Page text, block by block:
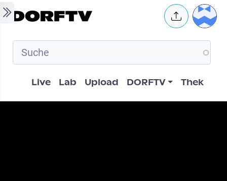
Skip to main content User
Hauptnavigation
Live Lab Upload DORFTV Thek